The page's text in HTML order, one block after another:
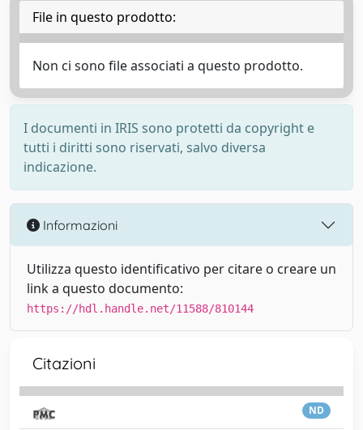
File in questo prodotto:
Non ci sono file associati a questo prodotto.
I documenti in IRIS sono protetti da copyright e
tutti i diritti sono riservati, salvo diversa
indicazione.
Informazioni
Utilizza questo identificativo per citare o creare un
link a questo documento:
https://hdl.handle.net/11588/810144
Citazioni
ND